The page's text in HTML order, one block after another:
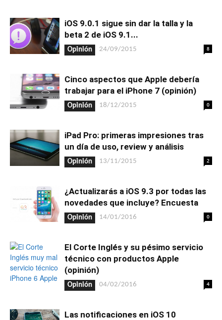
iOS 9.0.1 sigue sin dar la talla y la
beta 2 de iOS 9.1...
Opinión 24/09/2015 8
Cinco aspectos que Apple debería
trabajar para el iPhone 7 (opinión)
Opinión 18/12/2015 0
iPad Pro: primeras impresiones tras
un día de uso, review y análisis
Opinión 13/11/2015 2
¿Actualizarás a iOS 9.3 por todas las
novedades que incluye? Encuesta
Opinión 14/01/2016 0
El Corte Inglés y su pésimo servicio
técnico con productos Apple
(opinión)
Opinión 04/02/2016 4
Las notificaciones en iOS 10